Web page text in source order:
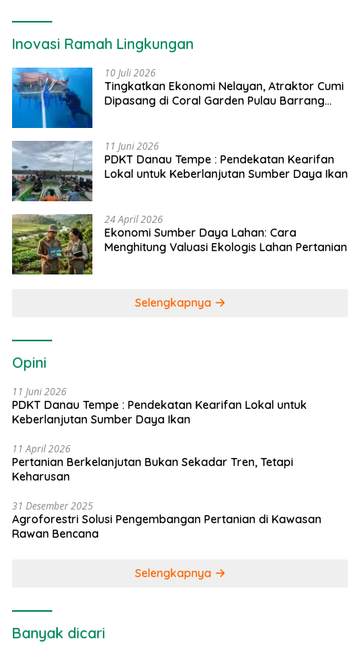
Inovasi Ramah Lingkungan
10 Juli 2026
Tingkatkan Ekonomi Nelayan, Atraktor Cumi
Dipasang di Coral Garden Pulau Barrang
11 Juni 2026
PDKT Danau Tempe : Pendekatan Kearifan
Lokal untuk Keberlanjutan Sumber Daya Ikan
24 April 2026
Ekonomi Sumber Daya Lahan: Cara
Menghitung Valuasi Ekologis Lahan Pertanian
Selengkapnya
Opini
11 Juni 2026
PDKT Danau Tempe : Pendekatan Kearifan Lokal untuk
Keberlanjutan Sumber Daya Ikan
11 April 2026
Pertanian Berkelanjutan Bukan Sekadar Tren, Tetapi
Keharusan
31 Desember 2025
Agroforestri Solusi Pengembangan Pertanian di Kawasan
Rawan Bencana
Selengkapnya
Banyak dicari